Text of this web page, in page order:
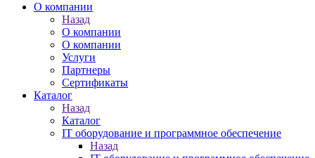
О компании
Назад
О компании
О компании
Услуги
Партнеры
Сертификаты
Каталог
Назад
Каталог
IT оборудование и программное обеспечение
Назад